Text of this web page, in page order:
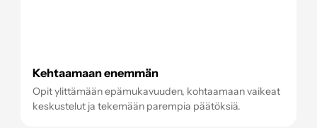
Kehtaamaan enemmän
Opit ylittämään epämukavuuden, kohtaamaan vaikeat
keskustelut ja tekemään parempia päätöksiä.